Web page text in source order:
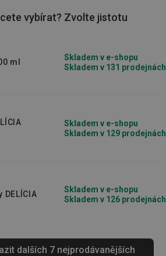
vybírat? Zvolte jistotu
ml
Skladem v e-shopu
Skladem v 131 prodejnách
Skladem v e-shopu
Skladem v 129 prodejnách
Skladem v e-shopu
Skladem v 126 prodejnách
dalších 7 nejprodávanějších